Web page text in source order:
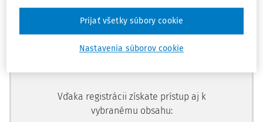
dostupný predplatiteľom portálu.
obsahu a získajte prístup na 10 dní
Vďaka registrácii získate prístup aj k
vybranému obsahu:
Nastavenia súborov cookie
Prijať všetky súbory cookie